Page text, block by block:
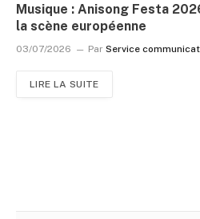
Musique : Anisong Festa
la scène européenne
03/07/2026 Par Service
LIRE LA SUITE